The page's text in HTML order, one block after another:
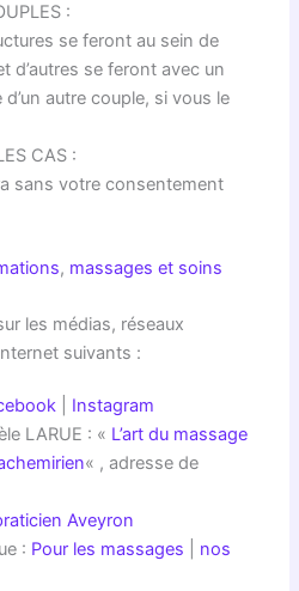
:
se feront au sein de
d’autres se feront avec un
autre couple, si vous le
CAS :
sans votre consentement
, massages et soins
les médias, réseaux
suivants :
Instagram
LARUE : « L’art du massage
« , adresse de
Aveyron
: Pour les massages
nos